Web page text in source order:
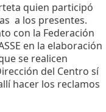
quien participó
a los presentes.
con la Federación
en la elaboración
se realicen
del Centro sí
hacer los reclamos